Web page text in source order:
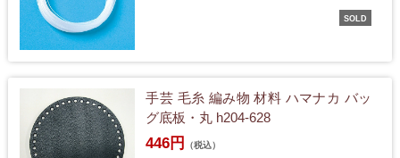
SOLD
手芸 毛糸 編み物 材料 ハマナカ バッ
グ底板・丸 h204-628
446円 （税込）